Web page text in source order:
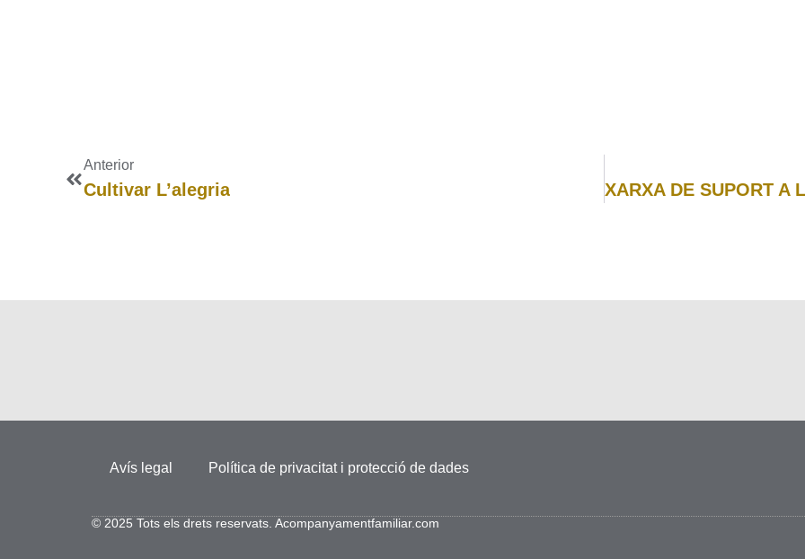
Anterior
Cultivar L’alegria
Avís legal Política de privacitat i protecció de dades
© 2025 Tots els drets reservats. Acompanyamentfamiliar.com